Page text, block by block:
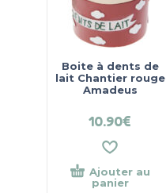
Boite à dents de
lait Chantier rouge
Amadeus
10.90€
Ajouter au
panier